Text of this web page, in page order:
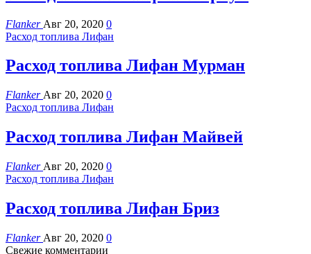
Flanker Авг 20, 2020 0
Расход топлива Лифан
Расход топлива Лифан Мурман
Flanker Авг 20, 2020 0
Расход топлива Лифан
Расход топлива Лифан Майвей
Flanker Авг 20, 2020 0
Расход топлива Лифан
Расход топлива Лифан Бриз
Flanker Авг 20, 2020 0
Свежие комментарии